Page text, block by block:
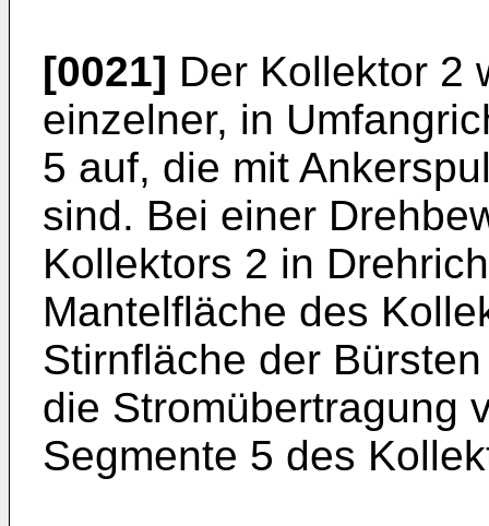
[0021] Der Kollektor 2
einzelner, in
5 auf, die mit
sind. Bei einer
Kollektors 2 in
Mantelfläche des
Stirnfläche der
die Stromübertragung
Segmente 5 des